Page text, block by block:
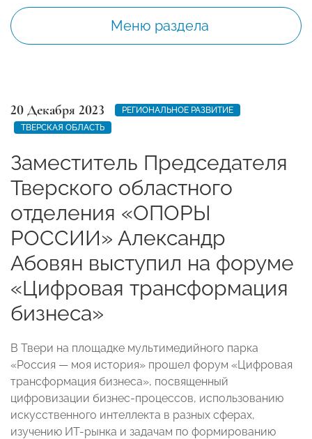
Меню раздела
20 Декабря 2023
РЕГИОНАЛЬНОЕ РАЗВИТИЕ
ТВЕРСКАЯ ОБЛАСТЬ
Заместитель Председателя
Тверского областного
отделения «ОПОРЫ
РОССИИ» Александр
Абовян выступил на форуме
«Цифровая трансформация
бизнеса»
В Твери на площадке мультимедийного парка
«Россия — моя история» прошел форум «Цифровая
трансформация бизнеса», посвященный
цифровизации бизнес-процессов, использованию
искусственного интеллекта в разных сферах,
изучению ИТ-рынка и задачам по формированию